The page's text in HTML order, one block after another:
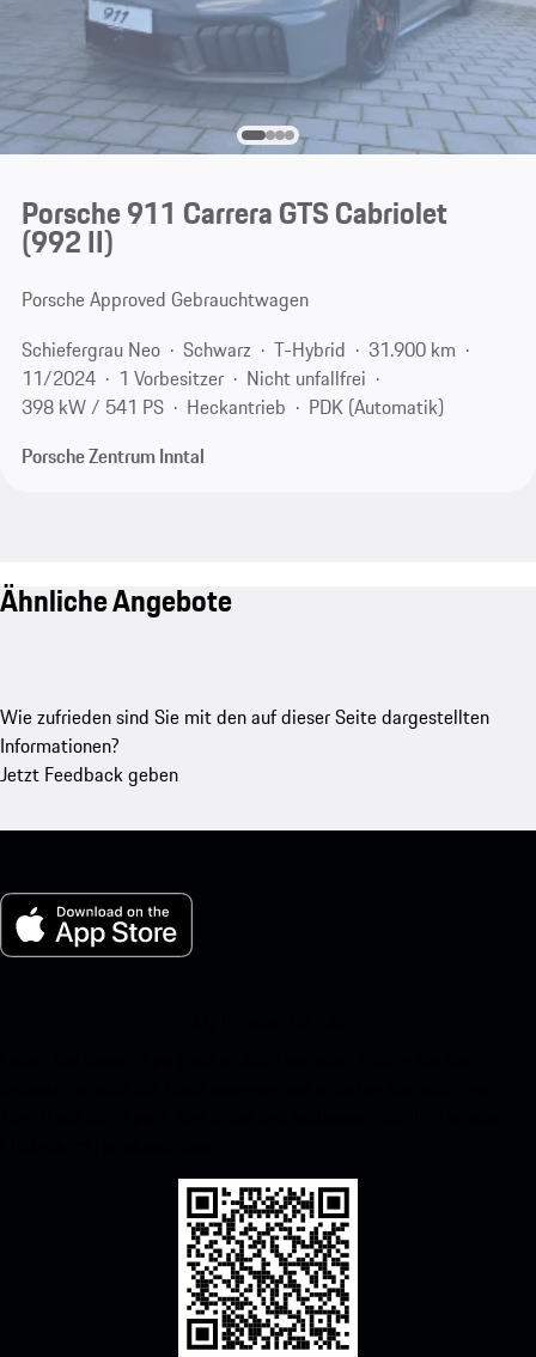
Porsche 911 Carrera GTS Cabriolet
(992 II)
Porsche Approved Gebrauchtwagen
Schiefergrau Neo
Schwarz T-Hybrid
31.900 km
11/2024
1 Vorbesitzer
Nicht unfallfrei
398 kW / 541 PS
Heckantrieb
PDK (Automatik)
Porsche Zentrum Inntal
Ähnliche Angebote
Wie zufrieden sind Sie mit den auf dieser Seite dargestellten
Informationen?
Jetzt Feedback geben